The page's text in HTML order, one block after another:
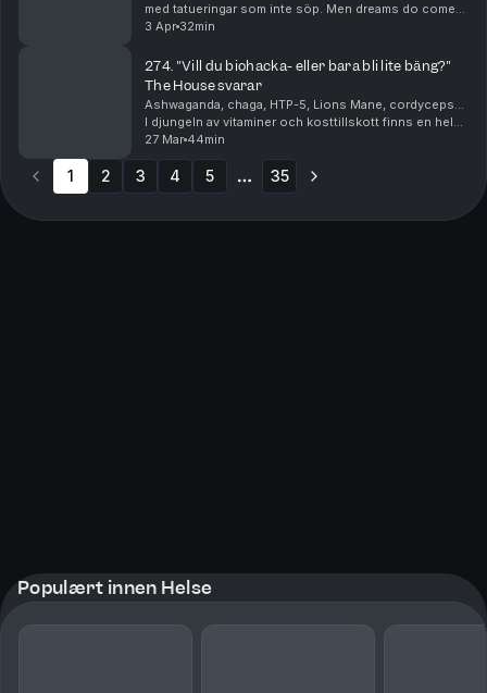
med tatueringar som inte söp. Men dreams do come
true! Idag lever Emma med en person som är både
Hon...
3 Apr 32min
274. "Vill du biohacka- eller bara bli lite bäng?"
The House svarar
Ashwaganda, chaga, HTP-5, Lions Mane, cordyceps...
I djungeln av vitaminer och kosttillskott finns en hel
del att snava på för en beroendeperson. The Houses
egen Markus Enochson går igenom några av de...
27 Mar 44min
1 2 3 4 5 35
Populært innen Helse